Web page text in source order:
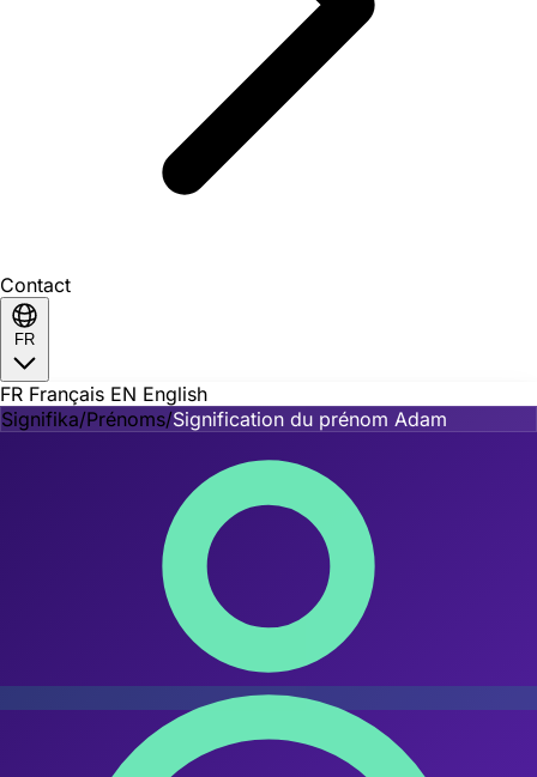
Contact
FR
FR Français EN English
Signifika/Prénoms/Signification du prénom Adam